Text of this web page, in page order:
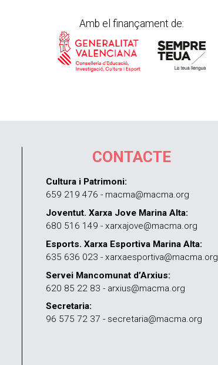
Amb el finançament de:
CONTACTE
Cultura i Patrimoni:
659 219 476 - macma@macma.org
Joventut. Xarxa Jove Marina Alta:
680 516 149 - xarxajove@macma.org
Esports. Xarxa Esportiva Marina Alta:
635 636 023 - xarxaesportiva@macma.org
Servei Mancomunat d’Arxius:
620 85 22 83 - arxius@macma.org
Secretaria:
96 575 72 37 - secretaria@macma.org